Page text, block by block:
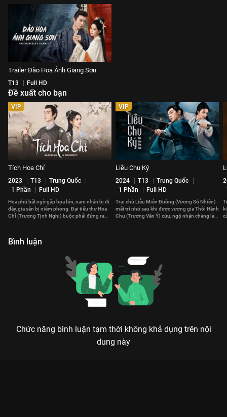
Trailer Đào Hoa Ánh Giang Sơn
T13 Full HD
Đề xuất cho bạn
VIP
Tích Hoa Chỉ
2023 T13
Trung Quốc
1 Phần
Full HD
Hoa phủ bất ngờ gặp họa lớn, nam nhân bị đi
đày, gia sản bị niêm phong. Đại tiểu thư Hoa
Chỉ (Trương Tịnh Nghi) buộc phải đứng ra
VIP
Liễu Chu Ký
2024 T13
Trung Quốc
1 Phần
Full HD
Trại chủ Liễu Miên Đường (Vương Sở Nhiên)
mất trí nhớ sau khi được vương gia Thôi Hành
Chu (Trương Vãn Ý) cứu, ngộ nhận chàng là
Bình luận
Chức năng bình luận tạm thời không khả dụng trên nội
dung này